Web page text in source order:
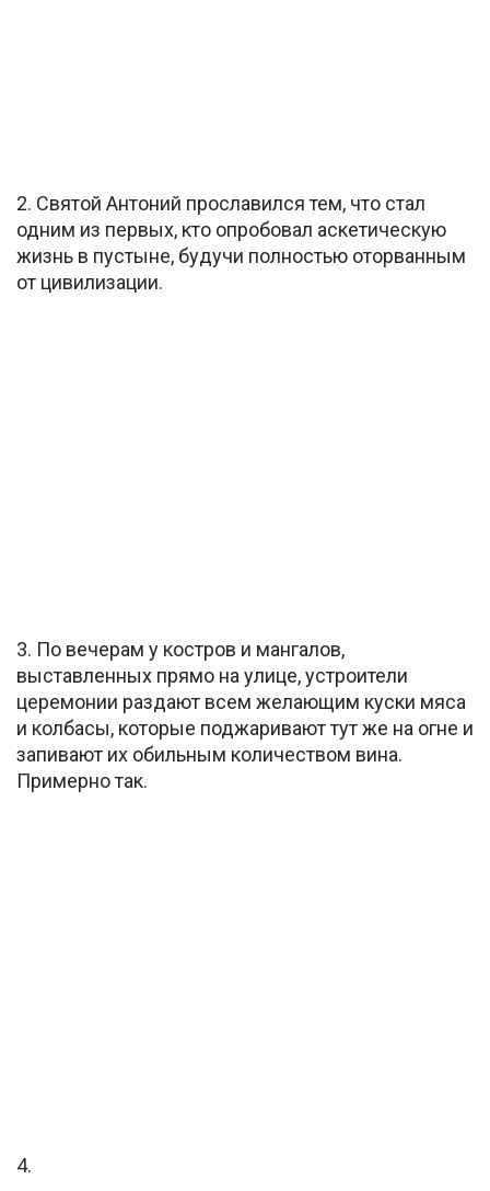
2. Святой Антоний прославился тем, что стал
одним из первых, кто опробовал аскетическую
жизнь в пустыне, будучи полностью оторванным
от цивилизации.
3. По вечерам у костров и мангалов,
выставленных прямо на улице, устроители
церемонии раздают всем желающим куски мяса
и колбасы, которые поджаривают тут же на огне и
запивают их обильным количеством вина.
Примерно так.
4.